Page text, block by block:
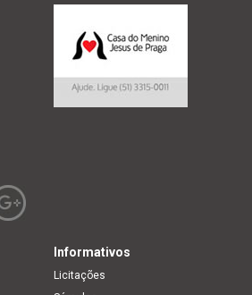
Informativos
Licitações